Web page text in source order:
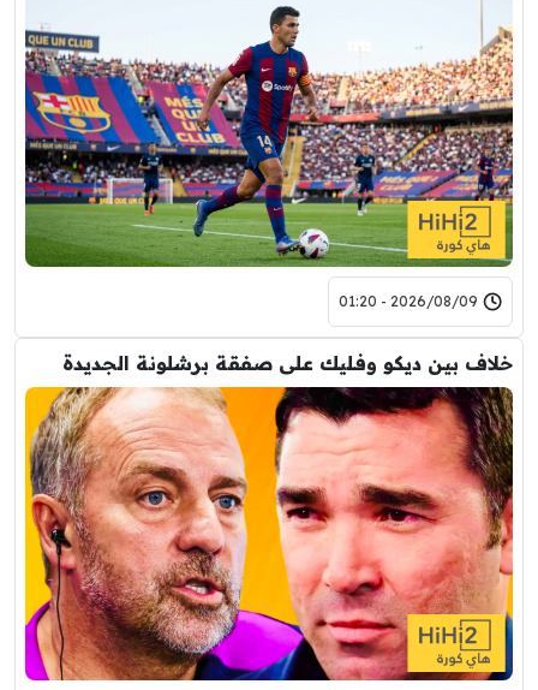
2026/08/09 - 01:20
خلاف بين ديكو وفليك على صفقة برشلونة الجديدة